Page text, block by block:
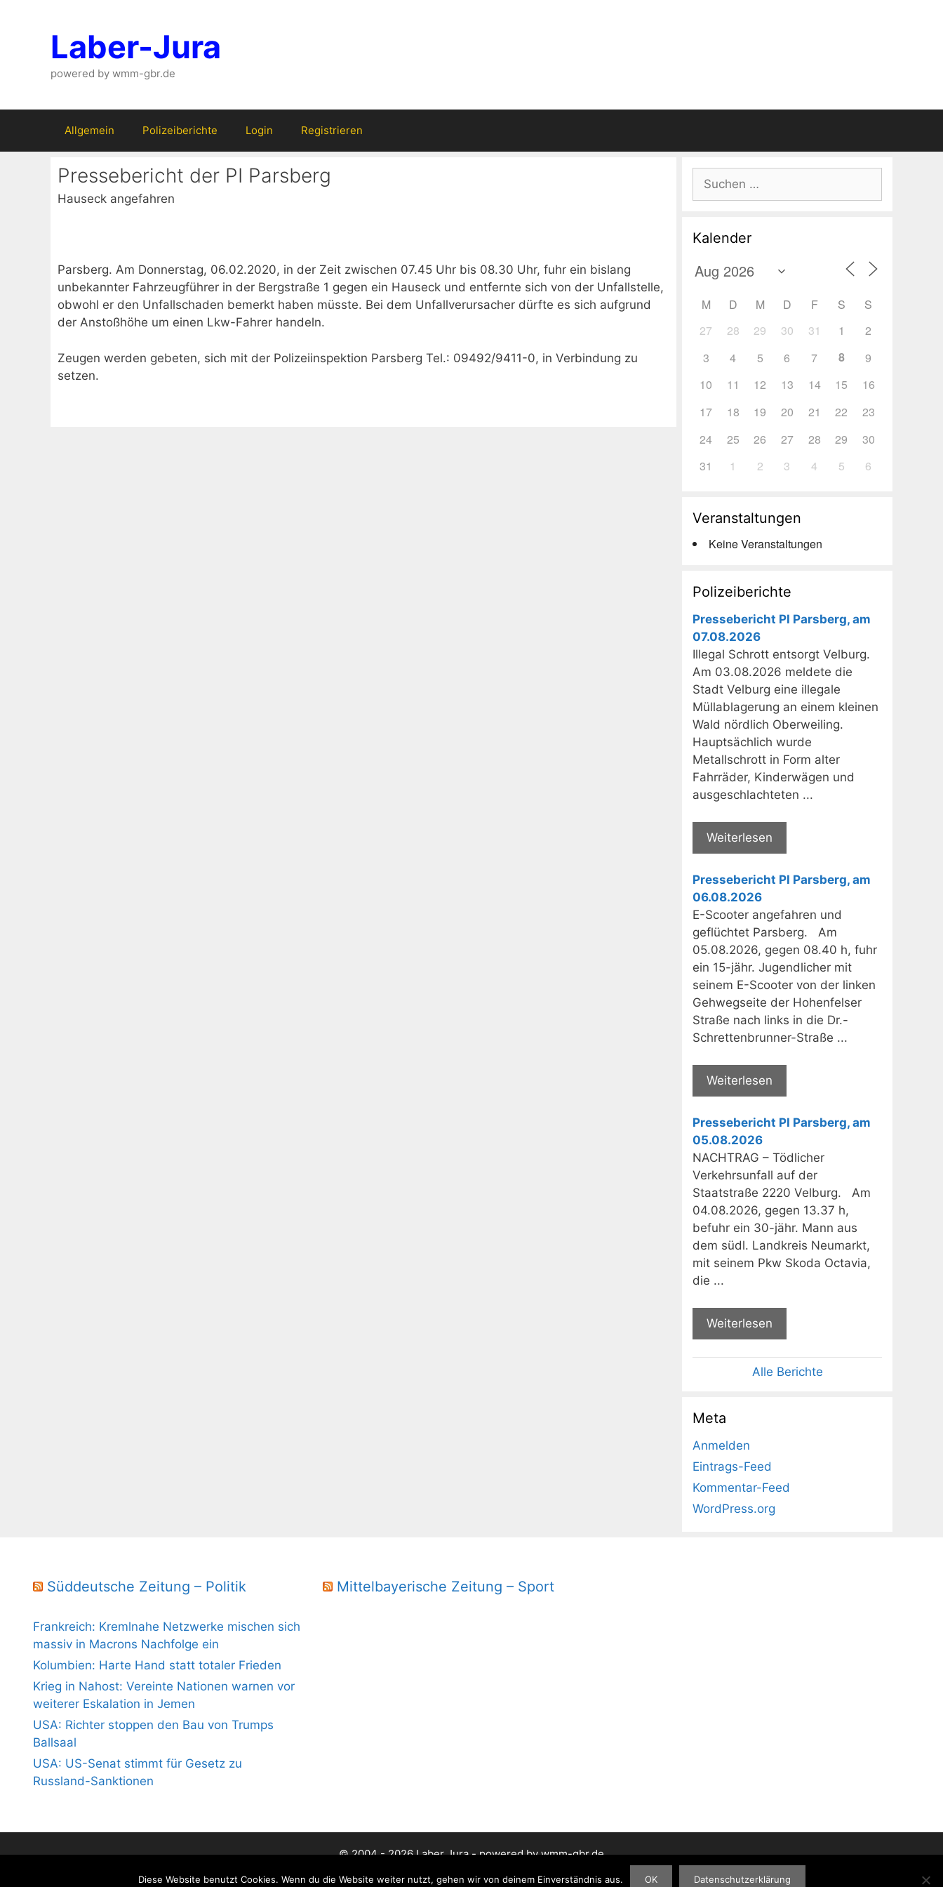
Laber-Jura
powered by wmm-gbr.de
Allgemein Polizeiberichte Login Registrieren
Pressebericht der PI Parsberg
Hauseck angefahren
Parsberg. Am Donnerstag, 06.02.2020, in der Zeit zwischen 07.45 Uhr bis 08.30 Uhr, fuhr ein bislang
unbekannter Fahrzeugführer in der Bergstraße 1 gegen ein Hauseck und entfernte sich von der Unfallstelle,
obwohl er den Unfallschaden bemerkt haben müsste. Bei dem Unfallverursacher dürfte es sich aufgrund
der Anstoßhöhe um einen Lkw-Fahrer handeln.
Zeugen werden gebeten, sich mit der Polizeiinspektion Parsberg Tel.: 09492/9411-0, in Verbindung zu
setzen.
Suchen
nach:
Kalender
M D M D F S
S
27
28 29 30 31 1
2
3
4 5 6 7 8
9
10
11 12 13 14 15
16
17
18 19 20 21 22
23
24
25 26 27 28 29
30
31
1 2 3 4 5 6
Veranstaltungen
Keine Veranstaltungen
Polizeiberichte
Pressebericht PI Parsberg, am
07.08.2026
Illegal Schrott entsorgt Velburg.
Am 03.08.2026 meldete die
Stadt Velburg eine illegale
Müllablagerung an einem kleinen
Wald nördlich Oberweiling.
Hauptsächlich wurde
Metallschrott in Form alter
Fahrräder, Kinderwägen und
ausgeschlachteten ...
Weiterlesen
Pressebericht PI Parsberg, am
06.08.2026
E-Scooter angefahren und
geflüchtet Parsberg. Am
05.08.2026, gegen 08.40 h, fuhr
ein 15-jähr. Jugendlicher mit
seinem E-Scooter von der linken
Gehwegseite der Hohenfelser
Straße nach links in die Dr.-
Schrettenbrunner-Straße ...
Weiterlesen
Pressebericht PI Parsberg, am
05.08.2026
NACHTRAG – Tödlicher
Verkehrsunfall auf der
Staatstraße 2220 Velburg. Am
04.08.2026, gegen 13.37 h,
befuhr ein 30-jähr. Mann aus
dem südl. Landkreis Neumarkt,
mit seinem Pkw Skoda Octavia,
die ...
Weiterlesen
Alle Berichte
Meta
Anmelden
Eintrags-Feed
Kommentar-Feed
WordPress.org
Süddeutsche Zeitung – Politik
Frankreich: Kremlnahe Netzwerke mischen sich
massiv in Macrons Nachfolge ein
Kolumbien: Harte Hand statt totaler Frieden
Krieg in Nahost: Vereinte Nationen warnen vor
weiterer Eskalation in Jemen
USA: Richter stoppen den Bau von Trumps
Ballsaal
USA: US-Senat stimmt für Gesetz zu
Russland-Sanktionen
Mittelbayerische Zeitung – Sport
© 2004 - 2026 Laber Jura - powered by wmm-gbr.de
Diese Website benutzt Cookies. Wenn du die Website weiter nutzt, gehen wir von deinem Einverständnis aus. OK Datenschutzerklärung